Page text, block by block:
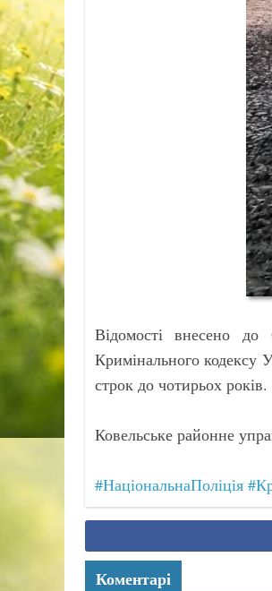
Відомості внесено до
Кримінального кодексу
строк до чотирьох років.
Ковельське районне
#НаціональнаПоліція
Коментарі